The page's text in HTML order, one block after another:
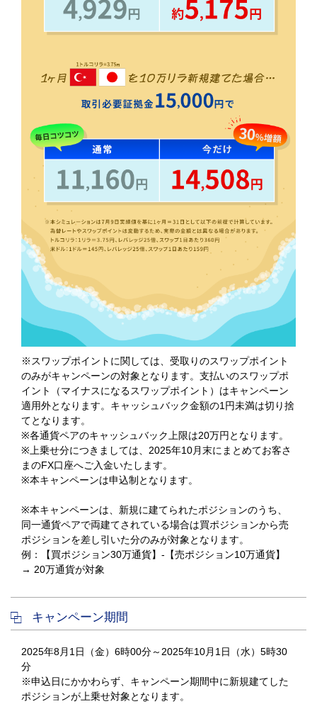
※スワップポイントに関しては、受取りのスワップポイント
のみがキャンペーンの対象となります。支払いのスワップポ
イント（マイナスになるスワップポイント）はキャンペーン
適用外となります。キャッシュバック金額の1円未満は切り捨
てとなります。
※各通貨ペアのキャッシュバック上限は20万円となります。
※上乗せ分につきましては、2025年10月末にまとめてお客さ
まのFX口座へご入金いたします。
※本キャンペーンは申込制となります。
※本キャンペーンは、新規に建てられたポジションのうち、
同一通貨ペアで両建てされている場合は買ポジションから売
ポジションを差し引いた分のみが対象となります。
例：【買ポジション30万通貨】-【売ポジション10万通貨】
→ 20万通貨が対象
キャンペーン期間
2025年8月1日（金）6時00分～2025年10月1日（水）5時30
分
※申込日にかかわらず、キャンペーン期間中に新規建てした
ポジションが上乗せ対象となります。